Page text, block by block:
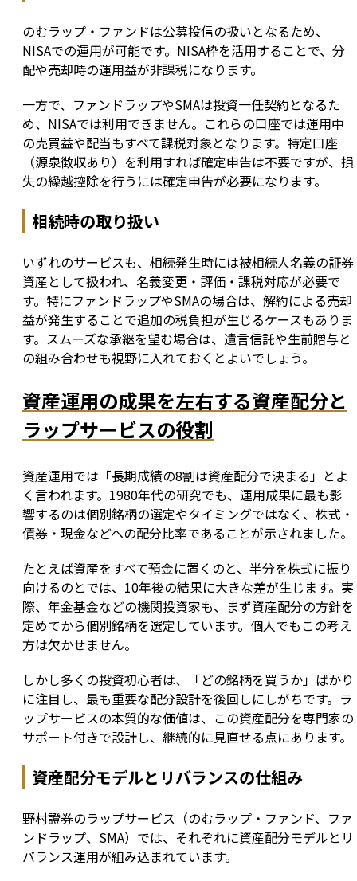
のむラップ・ファンドは公募投信の扱いとなるため、
NISAでの運用が可能です。NISA枠を活用することで、分
配や売却時の運用益が非課税になります。
一方で、ファンドラップやSMAは投資一任契約となるた
め、NISAでは利用できません。これらの口座では運用中
の売買益や配当もすべて課税対象となります。特定口座
（源泉徴収あり）を利用すれば確定申告は不要ですが、損
失の繰越控除を行うには確定申告が必要になります。
相続時の取り扱い
いずれのサービスも、相続発生時には被相続人名義の証券
資産として扱われ、名義変更・評価・課税対応が必要で
す。特にファンドラップやSMAの場合は、解約による売却
益が発生することで追加の税負担が生じるケースもありま
す。スムーズな承継を望む場合は、遺言信託や生前贈与と
の組み合わせも視野に入れておくとよいでしょう。
資産運用の成果を左右する資産配分と
ラップサービスの役割
資産運用では「長期成績の8割は資産配分で決まる」とよ
く言われます。1980年代の研究でも、運用成果に最も影
響するのは個別銘柄の選定やタイミングではなく、株式・
債券・現金などへの配分比率であることが示されました。
たとえば資産をすべて預金に置くのと、半分を株式に振り
向けるのとでは、10年後の結果に大きな差が生じます。実
際、年金基金などの機関投資家も、まず資産配分の方針を
定めてから個別銘柄を選定しています。個人でもこの考え
方は欠かせません。
しかし多くの投資初心者は、「どの銘柄を買うか」ばかり
に注目し、最も重要な配分設計を後回しにしがちです。ラ
ップサービスの本質的な価値は、この資産配分を専門家の
サポート付きで設計し、継続的に見直せる点にあります。
資産配分モデルとリバランスの仕組み
野村證券のラップサービス（のむラップ・ファンド、ファ
ンドラップ、SMA）では、それぞれに資産配分モデルとリ
バランス運用が組み込まれています。